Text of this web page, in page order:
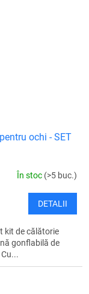
ochi - SET
În stoc (>5 buc.)
DETALII
kit de călătorie
gonflabilă de